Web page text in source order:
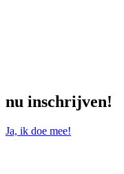
nu inschrijven!
Ja, ik doe mee!